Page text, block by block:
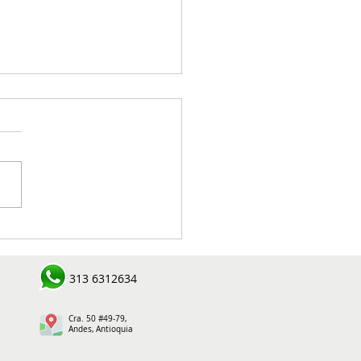
durante operativos de
313 6312634
Cra. 50 #49-79,
Andes, Antioquia